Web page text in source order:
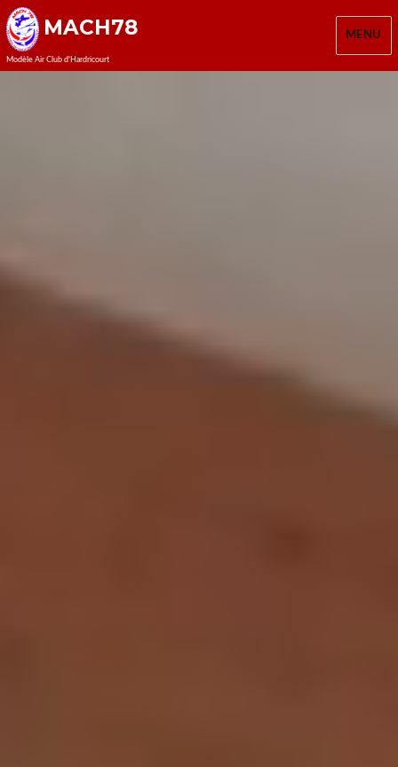
MACH78
Modèle Air Club d'Hardricourt
MENU